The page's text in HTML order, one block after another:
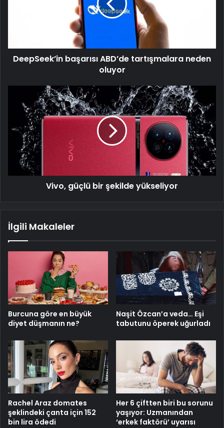
DeepSeek’in başarısı ABD’de tartışmalara neden
oluyor
şekilde
yükseliyor
Vivo, güçlü bir şekilde yükseliyor
İlgili Makaleler
Burcuna göre en büyük
diyet düşmanın ne?
Naşit Özcan’a veda… Eşi
tabutunu öperek uğurladı
Rachel Araz domates
şeklindeki çanta için 152
bin lira ödedi
Her 6 çiftten biri bu sorunu
yaşıyor: Uzmanından
‘erkek faktörü’ uyarısı